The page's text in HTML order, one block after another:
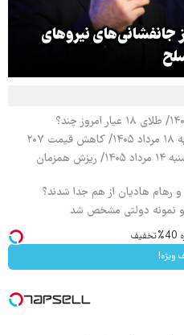
جانفشانی‌های نیروهای
قیمت محصولات ایران خودرو چهارشنبه ۱۴ مرداد ۱۴۰۵/ ریزش همزمان
و رهام هادیان از هم جدا شدند؟
و نمونه دولتی مشخص شد
ویژه!